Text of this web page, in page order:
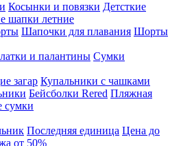
Косынки и повязки Детсткие
шапки летние
Шапочки для плавания Шорты
и палантины Сумки
загар Купальники с чашками
Бейсболки Rered Пляжная
сумки
Последняя единица Цена до
от 50%